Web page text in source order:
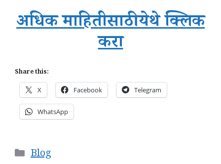
अधिक माहितीसाठी येथे क्लिक
करा
Share this:
X Facebook Telegram
WhatsApp
Categories
Blog